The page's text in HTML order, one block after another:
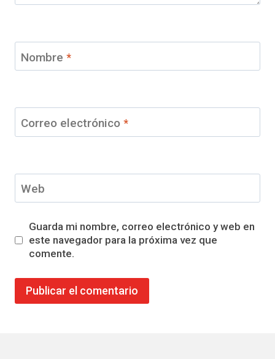
Nombre *
Correo electrónico *
Web
Guarda mi nombre, correo electrónico y web en
este navegador para la próxima vez que
comente.